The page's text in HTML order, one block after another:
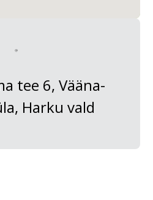
tee 6, Vääna-
Harku vald